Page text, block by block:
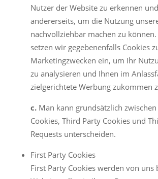
Nutzer der Website zu erkennen und
andererseits, um die Nutzung
nachvollziehbar machen zu
setzen wir gegebenenfalls Cookies
Marketingzwecken ein, um Ihr
zu analysieren und Ihnen im
zielgerichtete Werbung zukommen
c.Man kann grundsätzlich zwischen
Cookies, Third Party Cookies und
Requests unterscheiden.
First Party Cookies
First Party Cookies werden von uns